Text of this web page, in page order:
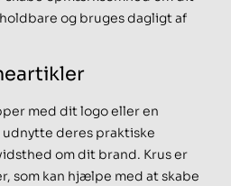
og bruges dagligt af
med dit logo eller en
deres praktiske
om dit brand. Krus er
som kan hjælpe med at skabe